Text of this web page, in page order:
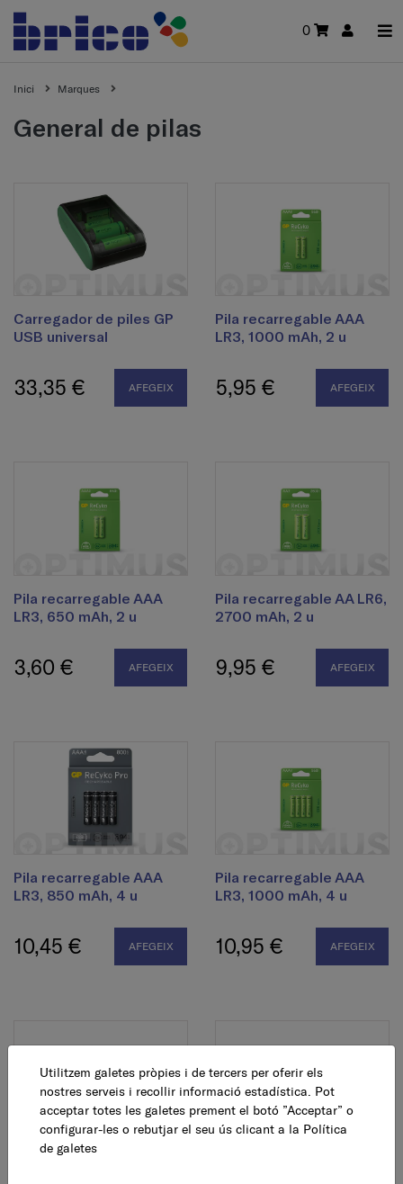
0
Inici Marques
general de pilas
Carregador de piles GP
USB universal
33,35 € AFEGEIX
Pila recarregable AAA
LR3, 1000 mAh, 2 u
5,95 € AFEGEIX
Pila recarregable AAA
LR3, 650 mAh, 2 u
3,60 € AFEGEIX
Pila recarregable AA LR6,
2700 mAh, 2 u
9,95 € AFEGEIX
Pila recarregable AAA
LR3, 850 mAh, 4 u
10,45 € AFEGEIX
Pila recarregable AAA
LR3, 1000 mAh, 4 u
10,95 € AFEGEIX
Pila recarregable AAA
Utilitzem galetes pròpies i de tercers per oferir els
nostres serveis i recollir informació estadística. Pot
acceptar totes les galetes prement el botó ”Acceptar” o
configurar-les o rebutjar el seu ús clicant a la Política
de galetes